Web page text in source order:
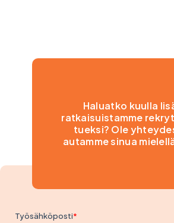
Haluatko kuulla
ratkaisuistamme
tueksi? Ole
autamme sinua